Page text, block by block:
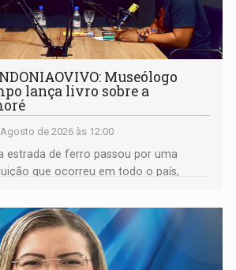
Museólogo
lança livro sobre a
de 2026 às 12:00
estrada de ferro passou por uma
que ocorreu em todo o país,